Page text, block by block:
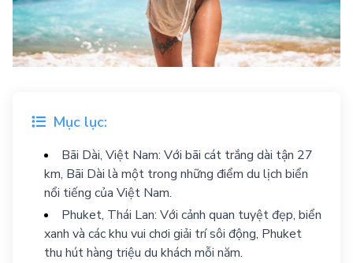
Mục lục:
Bãi Dài, Việt Nam: Với bãi cát trắng dài tận 27
km, Bãi Dài là một trong những điểm du lịch biển
nổi tiếng của Việt Nam.
Phuket, Thái Lan: Với cảnh quan tuyệt đẹp, biển
xanh và các khu vui chơi giải trí sôi động, Phuket
thu hút hàng triệu du khách mỗi năm.